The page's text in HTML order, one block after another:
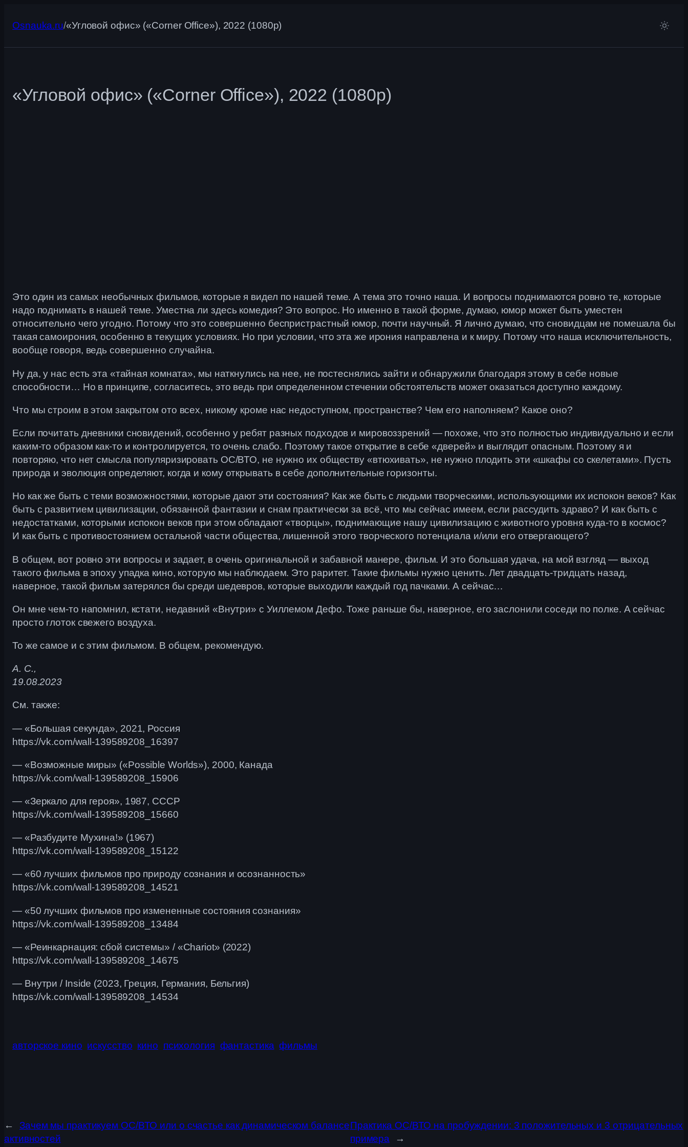
Osnauka.ru/«Угловой офис» («Corner Office»), 2022 (1080p)
«Угловой офис» («Corner Office»), 2022 (1080p)
Это один из самых необычных фильмов, которые я видел по нашей теме. А тема это точно наша. И вопросы поднимаются ровно те, которые
надо поднимать в нашей теме. Уместна ли здесь комедия? Это вопрос. Но именно в такой форме, думаю, юмор может быть уместен
относительно чего угодно. Потому что это совершенно беспристрастный юмор, почти научный. Я лично думаю, что сновидцам не помешала бы
такая самоирония, особенно в текущих условиях. Но при условии, что эта же ирония направлена и к миру. Потому что наша исключительность,
вообще говоря, ведь совершенно случайна.
Ну да, у нас есть эта «тайная комната», мы наткнулись на нее, не постеснялись зайти и обнаружили благодаря этому в себе новые
способности… Но в принципе, согласитесь, это ведь при определенном стечении обстоятельств может оказаться доступно каждому.
Что мы строим в этом закрытом ото всех, никому кроме нас недоступном, пространстве? Чем его наполняем? Какое оно?
Если почитать дневники сновидений, особенно у ребят разных подходов и мировоззрений — похоже, что это полностью индивидуально и если
каким-то образом как-то и контролируется, то очень слабо. Поэтому такое открытие в себе «дверей» и выглядит опасным. Поэтому я и
повторяю, что нет смысла популяризировать ОС/ВТО, не нужно их обществу «втюхивать», не нужно плодить эти «шкафы со скелетами». Пусть
природа и эволюция определяют, когда и кому открывать в себе дополнительные горизонты.
Но как же быть с теми возможностями, которые дают эти состояния? Как же быть с людьми творческими, использующими их испокон веков? Как
быть с развитием цивилизации, обязанной фантазии и снам практически за всё, что мы сейчас имеем, если рассудить здраво? И как быть с
недостатками, которыми испокон веков при этом обладают «творцы», поднимающие нашу цивилизацию с животного уровня куда-то в космос?
И как быть с противостоянием остальной части общества, лишенной этого творческого потенциала и/или его отвергающего?
В общем, вот ровно эти вопросы и задает, в очень оригинальной и забавной манере, фильм. И это большая удача, на мой взгляд — выход
такого фильма в эпоху упадка кино, которую мы наблюдаем. Это раритет. Такие фильмы нужно ценить. Лет двадцать-тридцать назад,
наверное, такой фильм затерялся бы среди шедевров, которые выходили каждый год пачками. А сейчас…
Он мне чем-то напомнил, кстати, недавний «Внутри» с Уиллемом Дефо. Тоже раньше бы, наверное, его заслонили соседи по полке. А сейчас
просто глоток свежего воздуха.
То же самое и с этим фильмом. В общем, рекомендую.
А. С.,
19.08.2023
См. также:
— «Большая секунда», 2021, Россия
https://vk.com/wall-139589208_16397
— «Возможные миры» («Possible Worlds»), 2000, Канада
https://vk.com/wall-139589208_15906
— «Зеркало для героя», 1987, СССР
https://vk.com/wall-139589208_15660
— «Разбудите Мухина!» (1967)
https://vk.com/wall-139589208_15122
— «60 лучших фильмов про природу сознания и осознанность»
https://vk.com/wall-139589208_14521
— «50 лучших фильмов про измененные состояния сознания»
https://vk.com/wall-139589208_13484
— «Реинкарнация: сбой системы» / «Chariot» (2022)
https://vk.com/wall-139589208_14675
— Внутри / Inside (2023, Греция, Германия, Бельгия)
https://vk.com/wall-139589208_14534
авторское кино искусство кино психология фантастика фильмы
←
Зачем мы практикуем ОС/ВТО или о счастье как динамическом балансе
активностей
Практика ОС/ВТО на пробуждении: 3 положительных и 3 отрицательных
примера
→